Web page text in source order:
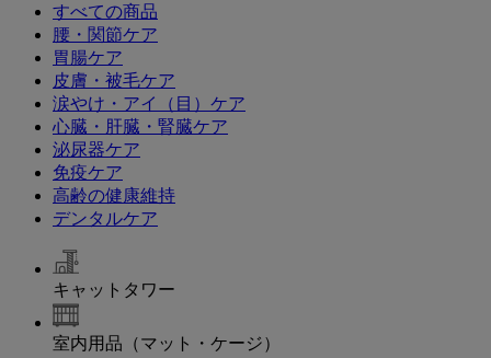
すべての商品
腰・関節ケア
胃腸ケア
皮膚・被毛ケア
涙やけ・アイ（目）ケア
心臓・肝臓・腎臓ケア
泌尿器ケア
免疫ケア
高齢の健康維持
デンタルケア
キャットタワー
室内用品（マット・ケージ）